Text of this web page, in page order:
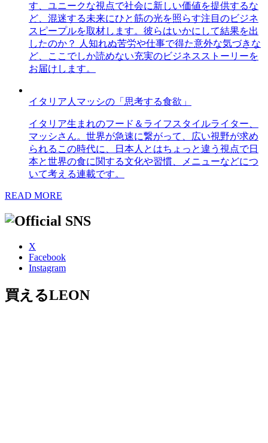
す、ユニークな視点で社会に新しい価値を提供するな
ど、混迷する未来にひと筋の光を照らす注目のビジネ
スピープルを取材します。彼らはいかにして結果を出
したのか？ 人知れぬ苦労や仕事で得た意外な気づきな
ど、ここでしか読めない充実のビジネスストーリーを
お届けします。
イタリア人マッシの「思考する食欲」
イタリア生まれのフード＆ライフスタイルライター、
マッシさん。世界が急速に繋がって、広い視野が求め
られるこの時代に、日本人とはちょっと違う視点で日
本と世界の食に関する文化や習慣、メニューなどにつ
いて考える連載です。
READ MORE
X
Facebook
Instagram
買えるLEON